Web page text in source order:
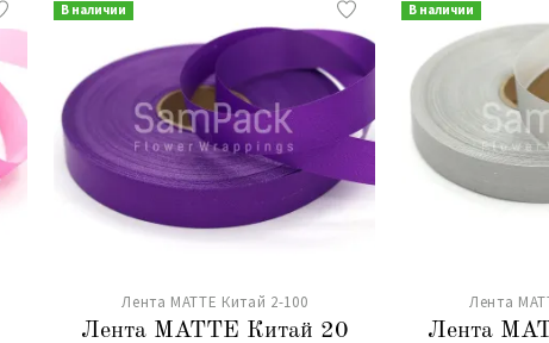
В наличии
Лента MATTE Китай 2-100
Лента MATTE Китай 20
В наличии
Лента
Лента